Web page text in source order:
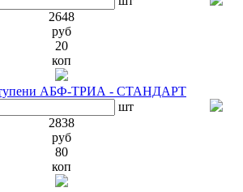
2648
руб
20
коп
АБФ-ТРИА - СТАНДАРТ
шт
2838
руб
80
коп